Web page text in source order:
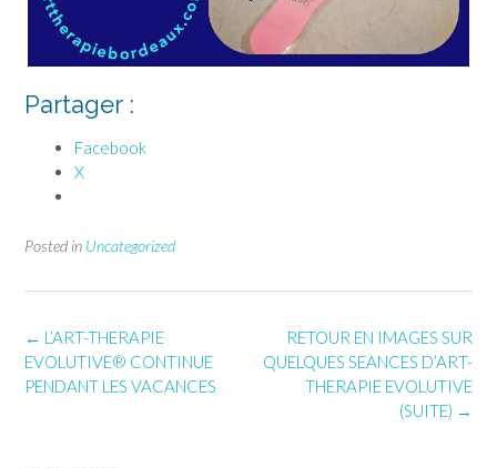
Partager :
Facebook
X
Posted in Uncategorized
Post
navigation
RETOUR EN IMAGES SUR
QUELQUES SEANCES D’ART-
THERAPIE EVOLUTIVE
(SUITE) →
← L’ART-THERAPIE
EVOLUTIVE® CONTINUE
PENDANT LES VACANCES